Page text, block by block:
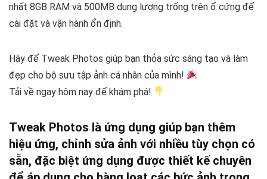
nhất 8GB RAM và 500MB dung lượng trống trên ổ cứng để
cài đặt và vận hành ổn định.
Hãy để Tweak Photos giúp bạn thỏa sức sáng tạo và làm
đẹp cho bộ sưu tập ảnh cá nhân của mình!
Tải về ngay hôm nay để khám phá!
Tweak Photos là ứng dụng giúp bạn thêm
hiệu ứng, chỉnh sửa ảnh với nhiều tùy chọn có
sẵn, đặc biệt ứng dụng được thiết kế chuyên